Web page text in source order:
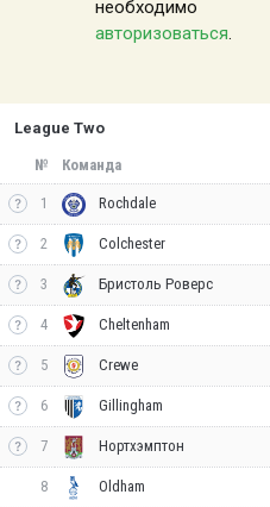
необходимо
авторизоваться.
League Two
№ Команда
1 Rochdale
2 Colchester
3 Бристоль Роверс
4 Cheltenham
5 Crewe
6 Gillingham
7 Нортхэмптон
8 Oldham